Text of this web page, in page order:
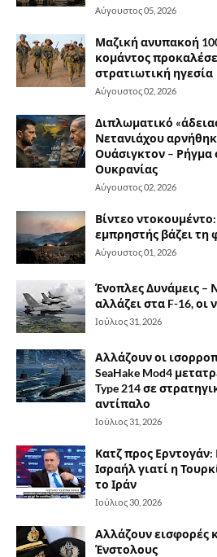
Αύγουστος 05, 2026
Μαζική ανυπακοή
κομάντος
στρατιωτική ηγεσία
Αύγουστος 02, 2026
Διπλωματικό
Νετανιάχου
Ουάσιγκτον – Ρήγμα
Ουκρανίας
Αύγουστος 02, 2026
Βίντεο
εμπρηστής βάζει τη
Αύγουστος 01, 2026
Ένοπλες Δυνάμεις –
αλλάζει στα F-16, οι
Ιούλιος 31, 2026
Αλλάζουν οι
SeaHake Mod4
Type 214 σε
αντίπαλο
Ιούλιος 31, 2026
Κατζ προς Ερντογάν:
Ισραήλ γιατί η
το Ιράν
Ιούλιος 30, 2026
Αλλάζουν εισφορές
Ένστολους